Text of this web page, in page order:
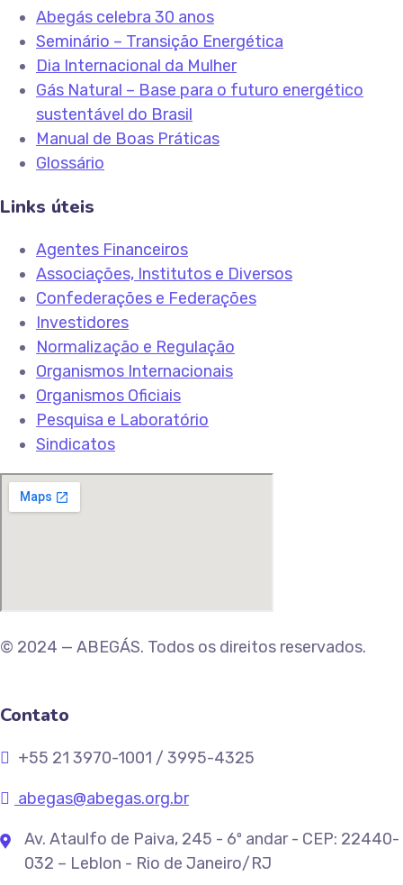
Abegás celebra 30 anos
Seminário – Transição Energética
Dia Internacional da Mulher
Gás Natural – Base para o futuro energético
sustentável do Brasil
Manual de Boas Práticas
Glossário
Links úteis
Agentes Financeiros
Associações, Institutos e Diversos
Confederações e Federações
Investidores
Normalização e Regulação
Organismos Internacionais
Organismos Oficiais
Pesquisa e Laboratório
Sindicatos
© 2024 — ABEGÁS. Todos os direitos reservados.
Contato
+55 21 3970-1001 / 3995-4325
abegas@abegas.org.br
Av. Ataulfo de Paiva, 245 - 6º andar - CEP: 22440-
032 – Leblon - Rio de Janeiro/RJ